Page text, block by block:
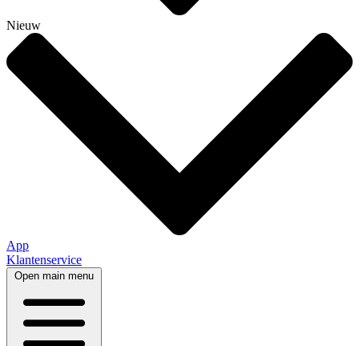
Nieuw
App
Klantenservice
Open main menu